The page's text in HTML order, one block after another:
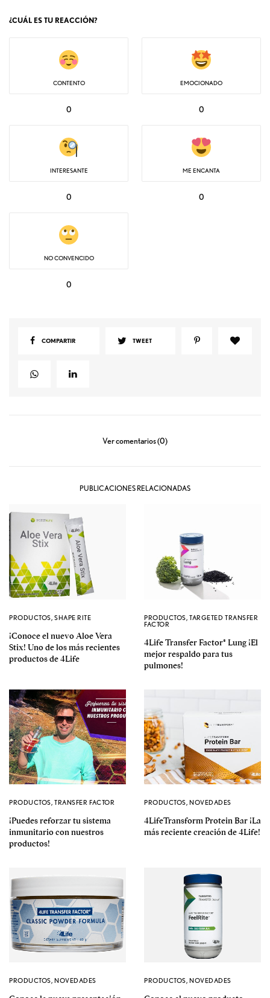
¿CUÁL ES TU REACCIÓN?
CONTENTO
0
EMOCIONADO
0
INTERESANTE
0
ME ENCANTA
0
NO CONVENCIDO
0
COMPARTIR TWEET
Ver comentarios (0)
PUBLICACIONES RELACIONADAS
PRODUCTOS,SHAPE RITE
¡Conoce el nuevo Aloe Vera
Stix! Uno de los más recientes
productos de 4Life
PRODUCTOS,TARGETED TRANSFER
FACTOR
4Life Transfer Factor® Lung ¡El
mejor respaldo para tus
pulmones!
PRODUCTOS,TRANSFER FACTOR
¡Puedes reforzar tu sistema
inmunitario con nuestros
productos!
PRODUCTOS,NOVEDADES
4LifeTransform Protein Bar ¡La
más reciente creación de 4Life!
PRODUCTOS,NOVEDADES PRODUCTOS,NOVEDADES